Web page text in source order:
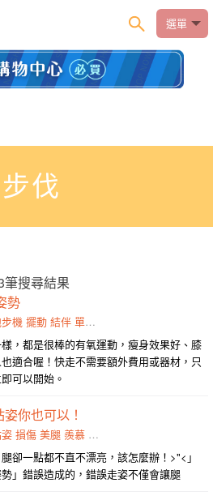
選單
步伐
筆搜尋結果
勢
機 擺動 結伴 單耳
樣，都是很棒的有氧運動，瘦身效果好、膝
適合喔！快走不需要額外費用或器材，只
可以開始。
你也可以！
損傷 美腿 羨慕 步伐
卻一點都不直不漂亮，該怎麼辦！>"<」
」錯誤造成的，錯誤走姿不僅會讓腿